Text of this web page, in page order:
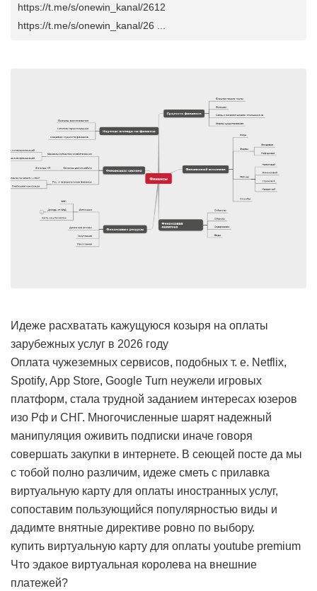
https://t.me/s/onewin_kanal/2612
https://t.me/s/onewin_kanal/26 ...
Идеже расхватать кажущуюся козыря на оплаты
зарубежных услуг в 2026 году
Оплата чужеземных сервисов, подобных т. е. Netflix,
Spotify, App Store, Google Turn неужели игровых
платформ, стала трудной заданием интересах юзеров
изо Рф и СНГ. Многочисленные шарят надежный
манипуляция оживить подписки иначе говоря
совершать закупки в интернете. В сеющей посте да мы
с тобой полно различим, идеже сметь с прилавка
виртуальную карту для оплаты иностранных услуг,
сопоставим пользующийся популярностью виды и
дадимте внятные директиве ровно по выбору.
купить виртуальную карту для оплаты youtube premium
Что эдакое виртуальная королева на внешние
платежей?